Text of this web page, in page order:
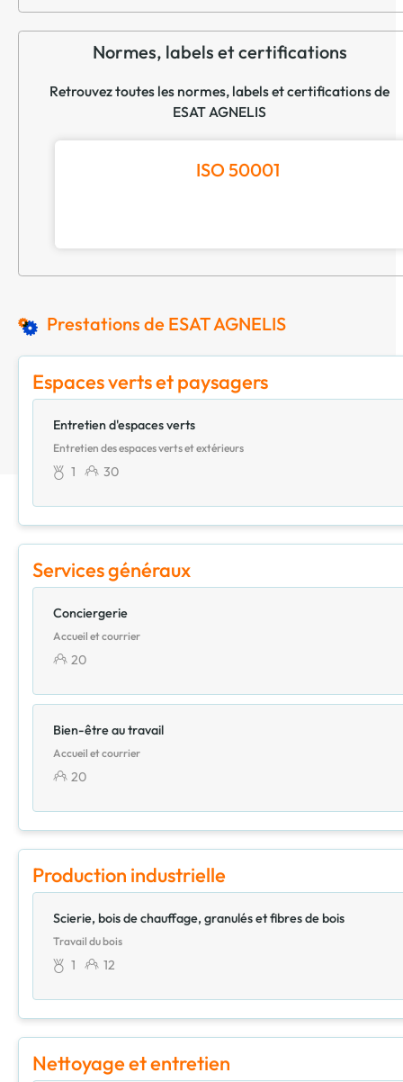
Normes, labels et certifications
Retrouvez toutes les normes, labels et certifications de
ESAT AGNELIS
ISO 50001
Prestations de ESAT AGNELIS
Espaces verts et paysagers
Entretien d'espaces verts
Entretien des espaces verts et extérieurs
1 30
Services généraux
Conciergerie
Accueil et courrier
20
Bien-être au travail
Accueil et courrier
20
Production industrielle
Scierie, bois de chauffage, granulés et fibres de bois
Travail du bois
1 12
Nettoyage et entretien